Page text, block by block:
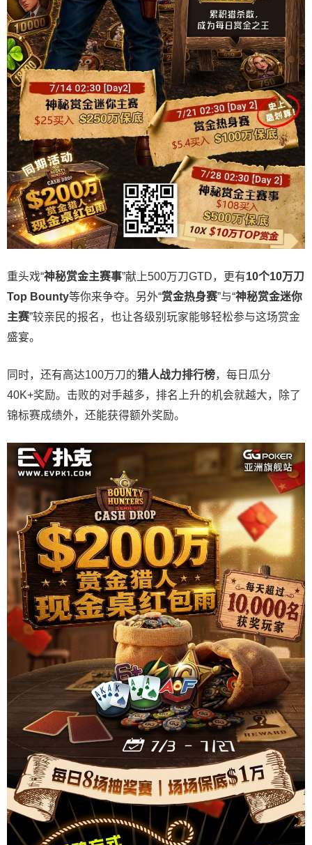
重头戏“神秘赏金主赛事”献上500万刀GTD，更有10个10万刀
Top Bounty等你来争夺。另外“赏金热身赛”与“神秘赏金迷你
主赛”较亲民的报名，也让各级别玩家能够轻松参与这场赏金
盛宴。
同时，还有高达100万刀的猎人战力排行榜，每日瓜分
40K+奖励。击败的对手越多，排名上升的机会就越大，除了
锦标赛成绩外，还能获得额外奖励。